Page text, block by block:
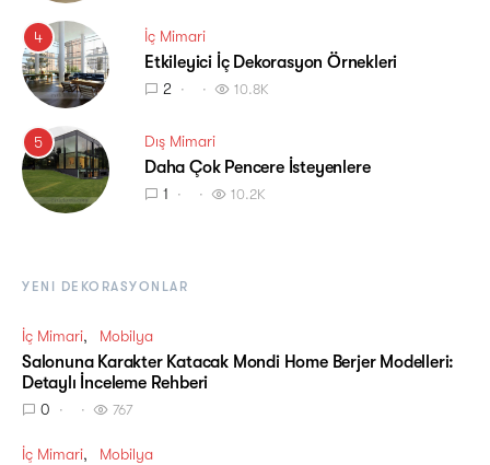
4 İç Mimari
Etkileyici İç Dekorasyon Örnekleri
2 10.8K
5 Dış Mimari
Daha Çok Pencere İsteyenlere
1 10.2K
YENI DEKORASYONLAR
İç Mimari Mobilya
Salonuna Karakter Katacak Mondi Home Berjer Modelleri:
Detaylı İnceleme Rehberi
0 767
İç Mimari Mobilya